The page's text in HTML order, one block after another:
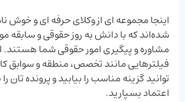
اینجا مجموعه ‌ای از وکلای حرفه ‌ای و خوش‌
شده‌اند که با دانش به‌ روز حقوقی و سابقه
مشاوره و پیگیری امور حقوقی شما هستند.
فیلترهایی مانند تخصص، منطقه و سوابق
توانید گزینه مناسب را بیابید و پرونده ‌تان را
اعتماد بسپارید.